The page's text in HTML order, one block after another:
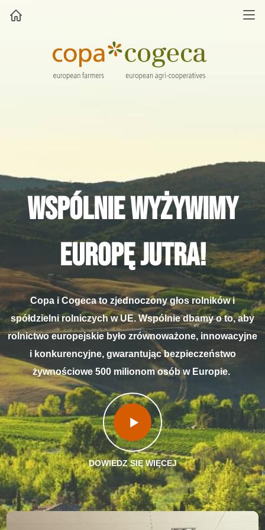
Wspólnie wyżywimy
Europę jutra!
Copa i Cogeca to zjednoczony głos rolników i
spółdzielni rolniczych w UE. Wspólnie dbamy o to, aby
rolnictwo europejskie było zrównoważone, innowacyjne
i konkurencyjne, gwarantując bezpieczeństwo
żywnościowe 500 milionom osób w Europie.
DOWIEDZ SIĘ WIĘCEJ